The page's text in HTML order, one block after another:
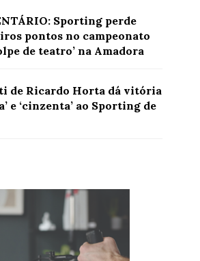
Sporting perde
pontos no campeonato
de teatro’ na Amadora
de Ricardo Horta dá vitória
e ‘cinzenta’ ao Sporting de